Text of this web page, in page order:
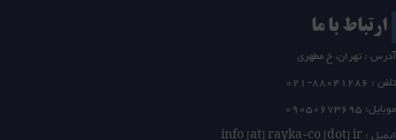
ارتباط با ما
آدرس : تهران، خ مطهری
تلفن : 21-88041286
0
موبایل: 09050673695
ایمیل : info [at] rayka-co [dot] ir